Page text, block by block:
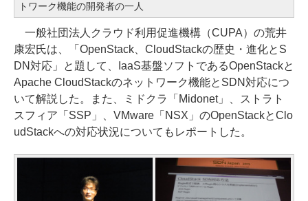
トワーク機能の開発者の一人
一般社団法人クラウド利用促進機構（CUPA）の荒井
康宏氏は、「OpenStack、CloudStackの歴史・進化とS
DN対応」と題して、IaaS基盤ソフトであるOpenStackと
Apache CloudStackのネットワーク機能とSDN対応につ
いて解説した。また、ミドクラ「Midonet」、ストラト
スフィア「SSP」、VMware「NSX」のOpenStackとClo
udStackへの対応状況についてもレポートした。